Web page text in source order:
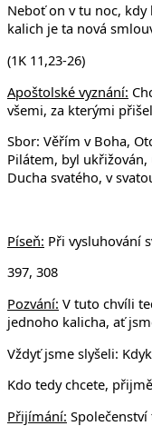
Neboť on v tu noc, kdy
kalich je ta nová
(1K 11,23-26)
Apoštolské vyznání:
všemi, za kterými
Sbor: Věřím v Boha,
Pilátem, byl
Ducha svatého, v
Píseň: Při vysluhování
397, 308
Pozvání: V tuto chvíli
jednoho kalicha, ať
Vždyť jsme slyšeli:
Kdo tedy chcete,
Přijímání: